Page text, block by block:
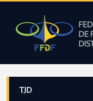
TJD